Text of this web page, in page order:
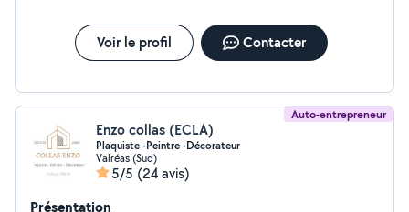
à cœur de livrer un travail de haute qualité, en respectant les
délais et en restant attentif à chaque étape du processus. En
résumé, je suis extrêmement satisfaite de la rénovation de
Voir le profil Contacter
Auto-entrepreneur
Enzo collas (ECLA)
Plaquiste -Peintre -Décorateur
Valréas (Sud)
5/5 (24 avis)
Présentation